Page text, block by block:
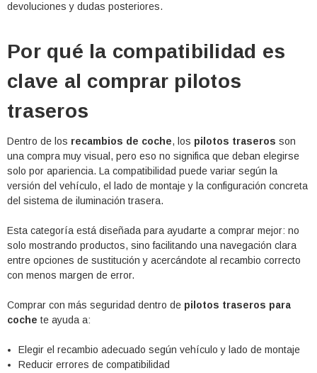
devoluciones y dudas posteriores.
Por qué la compatibilidad es
clave al comprar pilotos
traseros
Dentro de los recambios de coche, los pilotos traseros son
una compra muy visual, pero eso no significa que deban elegirse
solo por apariencia. La compatibilidad puede variar según la
versión del vehículo, el lado de montaje y la configuración concreta
del sistema de iluminación trasera.
Esta categoría está diseñada para ayudarte a comprar mejor: no
solo mostrando productos, sino facilitando una navegación clara
entre opciones de sustitución y acercándote al recambio correcto
con menos margen de error.
Comprar con más seguridad dentro de pilotos traseros para
coche te ayuda a:
Elegir el recambio adecuado según vehículo y lado de montaje
Reducir errores de compatibilidad